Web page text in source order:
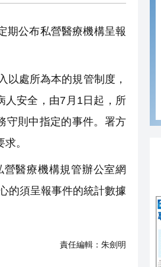
期公布私營醫療機構呈報
處所為本的規管制度，
人安全，由7月1日起，所
守則中指定的事件。署方
。
醫療機構規管辦公室網
的須呈報事件的統計數據
責任編輯： 朱劍明